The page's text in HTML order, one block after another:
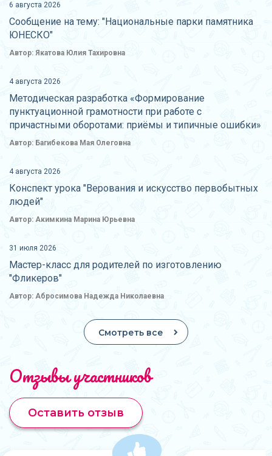
6 августа 2026
Сообщение на тему: "Национальные парки памятника
ЮНЕСКО"
Автор: Якатова Юлия Тахировна
4 августа 2026
Методическая разработка «Формирование
пунктуационной грамотности при работе с
причастными оборотами: приёмы и типичные ошибки»
Автор: Багибекова Мая Олеговна
4 августа 2026
Конспект урока "Верования и искусство первобытных
людей"
Автор: Акимкина Марина Юрьевна
31 июля 2026
Мастер-класс для родителей по изготовлению
"Фликеров"
Автор: Абросимова Надежда Николаевна
Смотреть все
Отзывы участников
Оставить отзыв